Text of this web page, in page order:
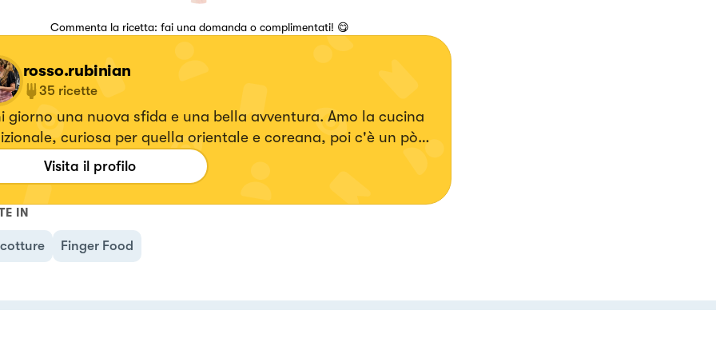
Commenta la ricetta: fai una domanda o complimentati! 😋
rosso.rubinian
35 ricette
giorno una nuova sfida e una bella avventura. Amo la cucina
curiosa per quella orientale e coreana, poi c'è un pò
tra viaggi, arte, cinema, il teatro e la musica ❤ Tengo
ben presente questa frase di una canzone dei Depeche
che dice: "Tutto ciò di cui ho sempre avuto bisogno, è qui tra
braccia". Infatti io penso che tutto quello che mi serve è
a me, ecco come si realizzano i sogni.
Visita il profilo
IN
Finger Food